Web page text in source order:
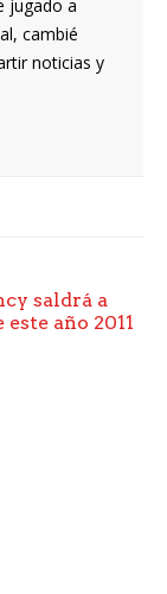
jugado a
cambié
noticias y
saldrá a
año 2011